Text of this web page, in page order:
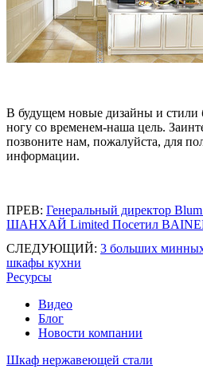
В будущем новые дизайны и стили
ногу со временем-наша цель.
позвоните нам, пожалуйста, для
информации.
ПРЕВ: Генеральный директор
ШАНХАЙ Limited Посетил
СЛЕДУЮЩИЙ: 3 больших
шкафы кухни
Ресурсы
Видео
Блог
Новости компании
Шкаф нержавеющей стали